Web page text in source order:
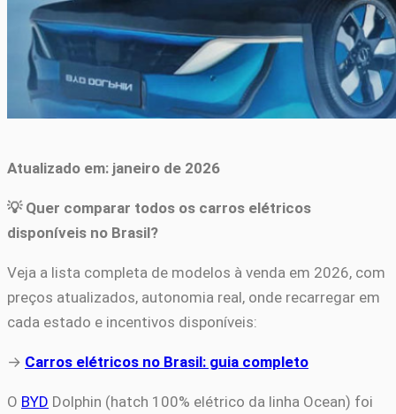
Atualizado em: janeiro de 2026
💡 Quer comparar todos os carros elétricos
disponíveis no Brasil?
Veja a lista completa de modelos à venda em 2026, com
preços atualizados, autonomia real, onde recarregar em
cada estado e incentivos disponíveis:
→ Carros elétricos no Brasil: guia completo
O BYD Dolphin (hatch 100% elétrico da linha Ocean) foi